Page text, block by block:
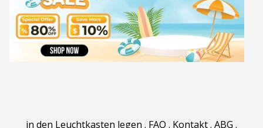
in den Leuchtkasten legen . FAQ . Kontakt. ABG .